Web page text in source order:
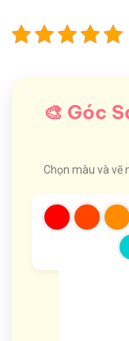
🎨 Góc
Chọn màu và vẽ